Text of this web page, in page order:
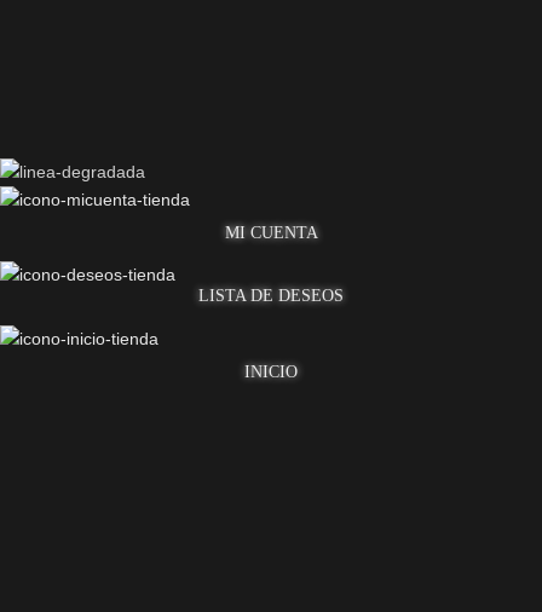
MI CUENTA
LISTA DE DESEOS
INICIO